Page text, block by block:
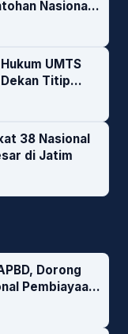
Nasional
UMTS
Titip
38 Nasional
di Jatim
Dorong
Pembiayaan